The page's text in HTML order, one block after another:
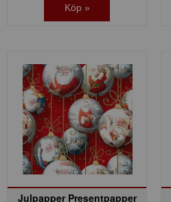
Köp »
Julpapper Presentpapper